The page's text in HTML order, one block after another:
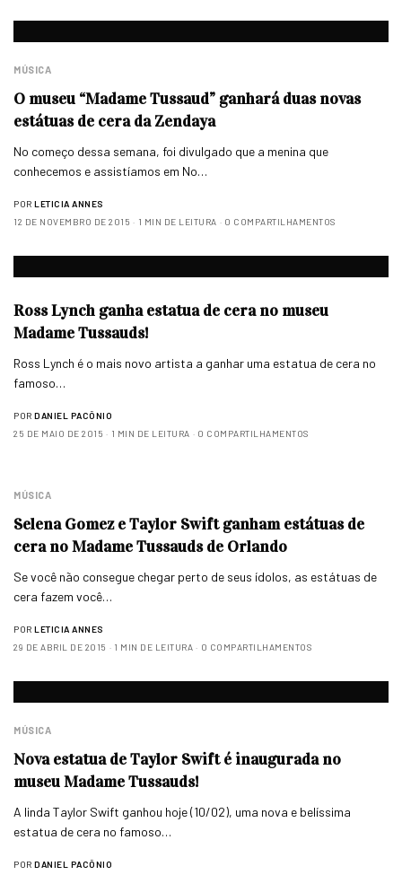
MÚSICA
O museu “Madame Tussaud” ganhará duas novas
estátuas de cera da Zendaya
No começo dessa semana, foi divulgado que a menina que
conhecemos e assistíamos em No…
POR LETICIA ANNES
12 DE NOVEMBRO DE 2015
1 MIN DE LEITURA 0 COMPARTILHAMENTOS
Ross Lynch ganha estatua de cera no museu
Madame Tussauds!
Ross Lynch é o mais novo artista a ganhar uma estatua de cera no
famoso…
POR DANIEL PACÔNIO
25 DE MAIO DE 2015
1 MIN DE LEITURA 0 COMPARTILHAMENTOS
MÚSICA
Selena Gomez e Taylor Swift ganham estátuas de
cera no Madame Tussauds de Orlando
Se você não consegue chegar perto de seus ídolos, as estátuas de
cera fazem você…
POR LETICIA ANNES
29 DE ABRIL DE 2015
1 MIN DE LEITURA 0 COMPARTILHAMENTOS
MÚSICA
Nova estatua de Taylor Swift é inaugurada no
museu Madame Tussauds!
A linda Taylor Swift ganhou hoje (10/02), uma nova e belíssima
estatua de cera no famoso…
POR DANIEL PACÔNIO